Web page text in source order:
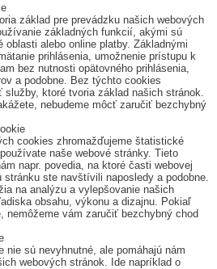
základ pre prevádzku našich webových
základných funkcií, akými sú
oblasti alebo online platby. Základnými
prihlásenia, umožnenie prístupu k
bez nutnosti opätovného prihlásenia,
a podobne. Bez týchto cookies
ktoré tvoria základ našich stránok.
nebudeme môcť zaručiť bezchybný
cookies zhromažďujeme štatistické
naše webové stránky. Tieto
napr. povedia, na ktoré časti webovej
ste navštívili naposledy a podobne.
na analýzu a vylepšovanie našich
obsahu, výkonu a dizajnu. Pokiaľ
nemôžeme vám zaručiť bezchybný chod
nie sú nevyhnutné, ale pomáhajú nám
webových stránok. Ide napríklad o